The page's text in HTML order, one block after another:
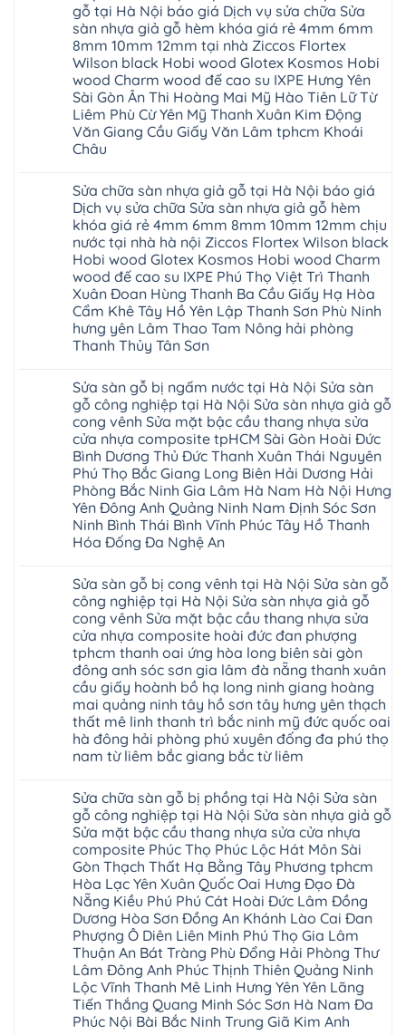
Miện
Nghệ
An
Thanh
Hà
Ninh
Bình
Thái
Bình
Thanh
Hóa
Quỳnh
Phụ
Lào
Cai
Tuyên
Quang
Glotex
có
tốt
không
sàn
nhựa
glotex
của
nước
nào
Hà
Nội
Thanh
Đà
Nẵng
Gia
Lâm
Phú
Thọ
Hải
Phòng
Sóc
Sơn
Ninh
Bình
Hưng
Yên
Hà
Nội
cửa
composite
báo
giá
rẻ
Bắc
Ninh
Thanh
Xuân
Tây
Hồ
Thái
Bình
Hưng
Yên
Đông
Hạ
Long
luận
ở
Cửa
nhựa
nhà
vệ
sinh
tại
Hà
Nội
báo
giá
cửa
nhựa
vệ
sinh
giá
rẻ
tpHCM
Thanh
Xuân
Bắc
Ninh
Ninh
Bình
Đà
Nẵng
Quảng
Ninh
gỗ tại Hà Nội báo giá Dịch vụ sửa chữa Sửa
sàn nhựa giả gỗ hèm khóa giá rẻ 4mm 6mm
8mm 10mm 12mm tại nhà Ziccos Flortex
Wilson black Hobi wood Glotex Kosmos Hobi
wood Charm wood đế cao su IXPE Hưng Yên
Sài Gòn Ân Thi Hoàng Mai Mỹ Hào Tiên Lữ Từ
Liêm Phù Cừ Yên Mỹ Thanh Xuân Kim Động
Văn Giang Cầu Giấy Văn Lâm tphcm Khoái
Châu
bình
luận
ở
Thợ
sửa
sàn
nhựa
thợ
sửa
sàn
nhà
thợ
sửa
sàn
Hà
Nội
báo
giá
Dịch
vụ
sửa
chữa
Sửa
sàn
nhựa
giả
gỗ
hèm
khóa
4mm
6mm
8mm
10mm
12mm
tại
nhà
Ziccos
Flortex
Wilson
black
Hobi
wood
Glotex
Kosmos
Hobi
wood
đế
cao
su
IXPE
Hưng
Yên
Sài
Gòn
Ân
Thi
Hoàng
Mai
Mỹ
Hào
Tiên
Lữ
Từ
Liêm
Phù
Cừ
Sửa chữa sàn nhựa giả gỗ tại Hà Nội báo giá
Dịch vụ sửa chữa Sửa sàn nhựa giả gỗ hèm
khóa giá rẻ 4mm 6mm 8mm 10mm 12mm chịu
nước tại nhà hà nội Ziccos Flortex Wilson black
Hobi wood Glotex Kosmos Hobi wood Charm
wood đế cao su IXPE Phú Thọ Việt Trì Thanh
Xuân Đoan Hùng Thanh Ba Cầu Giấy Hạ Hòa
Cẩm Khê Tây Hồ Yên Lập Thanh Sơn Phù Ninh
hưng yên Lâm Thao Tam Nông hải phòng
Thanh Thủy Tân Sơn
bình
luận
ở
Sửa
chữa
sàn
nhựa
giả
gỗ
tại
Hà
Nội
báo
giá
sửa
chữa
Sửa
sàn
nhựa
giả
gỗ
hèm
khóa
giá
rẻ
4mm
6mm
8mm
10mm
12mm
chịu
nhà
hà
nội
Ziccos
Flortex
Wilson
black
Hobi
wood
Glotex
Kosmos
Hobi
wood
Charm
wood
đế
cao
su
IXPE
Phú
Sửa sàn gỗ bị ngấm nước tại Hà Nội Sửa sàn
gỗ công nghiệp tại Hà Nội Sửa sàn nhựa giả gỗ
cong vênh Sửa mặt bậc cầu thang nhựa sửa
cửa nhựa composite tpHCM Sài Gòn Hoài Đức
Bình Dương Thủ Đức Thanh Xuân Thái Nguyên
Phú Thọ Bắc Giang Long Biên Hải Dương Hải
Phòng Bắc Ninh Gia Lâm Hà Nam Hà Nội Hưng
Yên Đông Anh Quảng Ninh Nam Định Sóc Sơn
Ninh Bình Thái Bình Vĩnh Phúc Tây Hồ Thanh
Hóa Đống Đa Nghệ An
bình
luận
ở
Sửa
sàn
gỗ
bị
ngấm
nước
tại
Hà
Nội
Sửa
sàn
công
Hà
Nội
Sửa
sàn
giả
gỗ
cong
vênh
Sửa
mặt
bậc
cầu
thang
nhựa
sửa
cửa
nhựa
composite
tpHCM
Sửa sàn gỗ bị cong vênh tại Hà Nội Sửa sàn gỗ
công nghiệp tại Hà Nội Sửa sàn nhựa giả gỗ
cong vênh Sửa mặt bậc cầu thang nhựa sửa
cửa nhựa composite hoài đức đan phượng
tphcm thanh oai ứng hòa long biên sài gòn
đông anh sóc sơn gia lâm đà nẵng thanh xuân
cầu giấy hoành bồ hạ long ninh giang hoàng
mai quảng ninh tây hồ sơn tây hưng yên thạch
thất mê linh thanh trì bắc ninh mỹ đức quốc oai
hà đông hải phòng phú xuyên đống đa phú thọ
nam từ liêm bắc giang bắc từ liêm
bình
luận
ở
Sửa
sàn
gỗ
bị
cong
vênh
tại
Hà
Nội
Sửa
sàn
gỗ
công
nghiệp
tại
Hà
Nội
Sửa chữa sàn gỗ bị phồng tại Hà Nội Sửa sàn
gỗ công nghiệp tại Hà Nội Sửa sàn nhựa giả gỗ
Sửa mặt bậc cầu thang nhựa sửa cửa nhựa
composite Phúc Thọ Phúc Lộc Hát Môn Sài
Gòn Thạch Thất Hạ Bằng Tây Phương tphcm
Hòa Lạc Yên Xuân Quốc Oai Hưng Đạo Đà
Nẵng Kiều Phú Phú Cát Hoài Đức Lâm Đồng
Dương Hòa Sơn Đồng An Khánh Lào Cai Đan
Phượng Ô Diên Liên Minh Phú Thọ Gia Lâm
Thuận An Bát Tràng Phù Đổng Hải Phòng Thư
Lâm Đông Anh Phúc Thịnh Thiên Quảng Ninh
Lộc Vĩnh Thanh Mê Linh Hưng Yên Yên Lãng
Tiến Thắng Quang Minh Sóc Sơn Hà Nam Đa
Phúc Nội Bài Bắc Ninh Trung Giã Kim Anh